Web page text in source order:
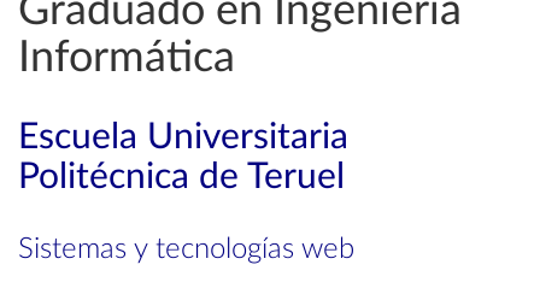
Graduado en Ingeniería
Informática
Escuela Universitaria
Politécnica de Teruel
Sistemas y tecnologías web